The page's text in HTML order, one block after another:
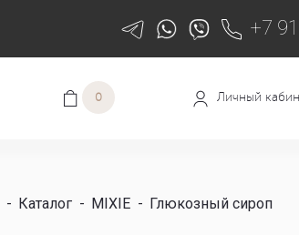
+7
0 Личный
- Каталог - MIXIE - Глюкозный сироп